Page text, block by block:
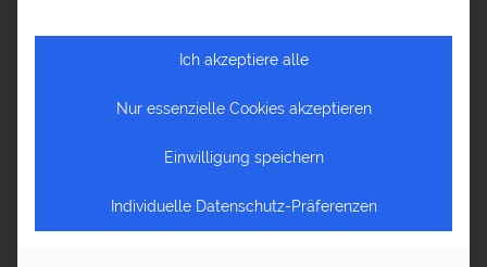
Japan Südkorea Rundreise
Zur Route
Ich akzeptiere alle
Nur essenzielle Cookies akzeptieren
Einwilligung speichern
Individuelle Datenschutz-Präferenzen